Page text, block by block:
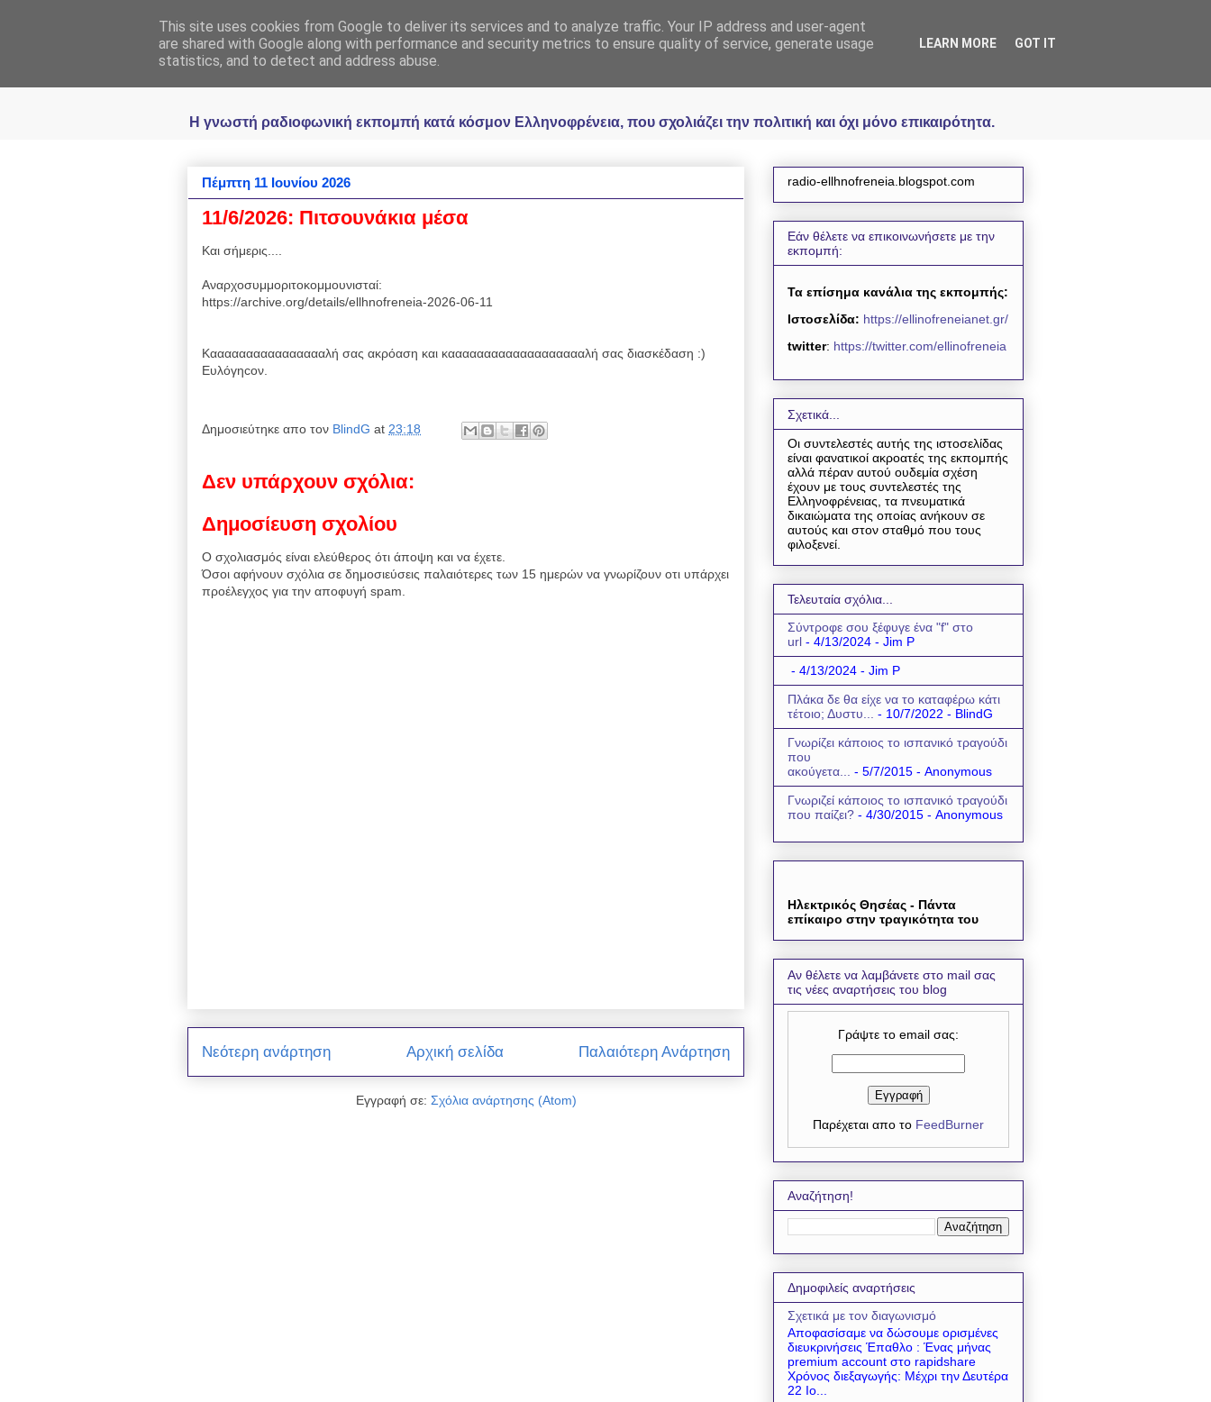
Ραδιοφωνική Ελληνοφρένεια Unofficial
Η γνωστή ραδιοφωνική εκπομπή κατά κόσμον Ελληνοφρένεια, που σχολιάζει την πολιτική και όχι μόνο επικαιρότητα.
Πέμπτη 11 Ιουνίου 2026
11/6/2026: Πιτσουνάκια μέσα
Και σήμερις....
Αναρχοσυμμοριτοκομμουνισταί:
https://archive.org/details/ellhnofreneia-2026-06-11
Κααααααααααααααααλή σας ακρόαση και καααααααααααααααααααλή σας διασκέδαση :)
Ευλόγηcον.
Δημοσιεύτηκε απο τον BlindG at 23:18
Δεν υπάρχουν σχόλια:
Δημοσίευση σχολίου
Ο σχολιασμός είναι ελεύθερος ότι άποψη και να έχετε.
Όσοι αφήνουν σχόλια σε δημοσιεύσεις παλαιότερες των 15 ημερών να γνωρίζουν οτι υπάρχει
προέλεγχος για την αποφυγή spam.
Νεότερη ανάρτηση Παλαιότερη Ανάρτηση
Αρχική σελίδα
Εγγραφή σε: Σχόλια ανάρτησης (Atom)
radio-ellhnofreneia.blogspot.com
Εάν θέλετε να επικοινωνήσετε με την
εκπομπή:
Τα επίσημα κανάλια της εκπομπής:
Ιστοσελίδα: https://ellinofreneianet.gr/
twitter: https://twitter.com/ellinofreneia
Σχετικά...
Οι συντελεστές αυτής της ιστοσελίδας
είναι φανατικοί ακροατές της εκπομπής
αλλά πέραν αυτού ουδεμία σχέση
έχουν με τους συντελεστές της
Ελληνοφρένειας, τα πνευματικά
δικαιώματα της οποίας ανήκουν σε
αυτούς και στον σταθμό που τους
φιλοξενεί.
Τελευταία σχόλια...
Σύντροφε σου ξέφυγε ένα "f" στο
url - 4/13/2024 - Jim P
- 4/13/2024 - Jim P
Πλάκα δε θα είχε να το καταφέρω κάτι
τέτοιο; Δυστυ...
- 10/7/2022 - BlindG
Γνωρίζει κάποιος το ισπανικό τραγούδι
που
ακούγετα...
- 5/7/2015 - Anonymous
Γνωριζεί κάποιος το ισπανικό τραγούδι
που παίζει? - 4/30/2015 - Anonymous
Ηλεκτρικός Θησέας - Πάντα
επίκαιρο στην τραγικότητα του
Αν θέλετε να λαμβάνετε στο mail σας
τις νέες αναρτήσεις του blog
Γράψτε το email σας:
Παρέχεται απο το FeedBurner
Αναζήτηση!
Δημοφιλείς αναρτήσεις
Σχετικά με τον διαγωνισμό
Αποφασίσαμε να δώσουμε ορισμένες
διευκρινήσεις Έπαθλο : Ένας μήνας
premium account στο rapidshare
Χρόνος διεξαγωγής: Μέχρι την Δευτέρα
22 Ιο...
This site uses cookies from Google to deliver its services and to analyze traffic. Your IP address and user-agent
are shared with Google along with performance and security metrics to ensure quality of service, generate usage
statistics, and to detect and address abuse.
LEARN MORE GOT IT